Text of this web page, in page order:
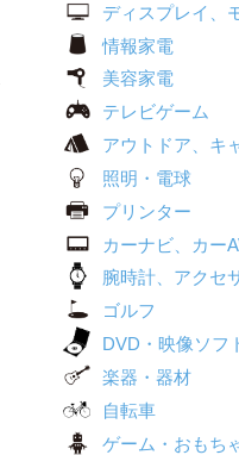
ディスプレイ、
情報家電
美容家電
テレビゲーム
アウトドア、キ
照明・電球
プリンター
カーナビ、カー
腕時計、アクセ
ゴルフ
DVD・映像ソフ
楽器・器材
自転車
ゲーム・おもち